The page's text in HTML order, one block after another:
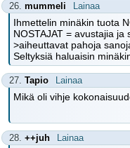
26. mummeli Lainaa
Ihmettelin minäkin tuota
NOSTAJAT = avustajia ja
>aiheuttavat pahoja
Seltyksiä haluaisin
27. Tapio Lainaa
Mikä oli vihje
28. ++juh Lainaa